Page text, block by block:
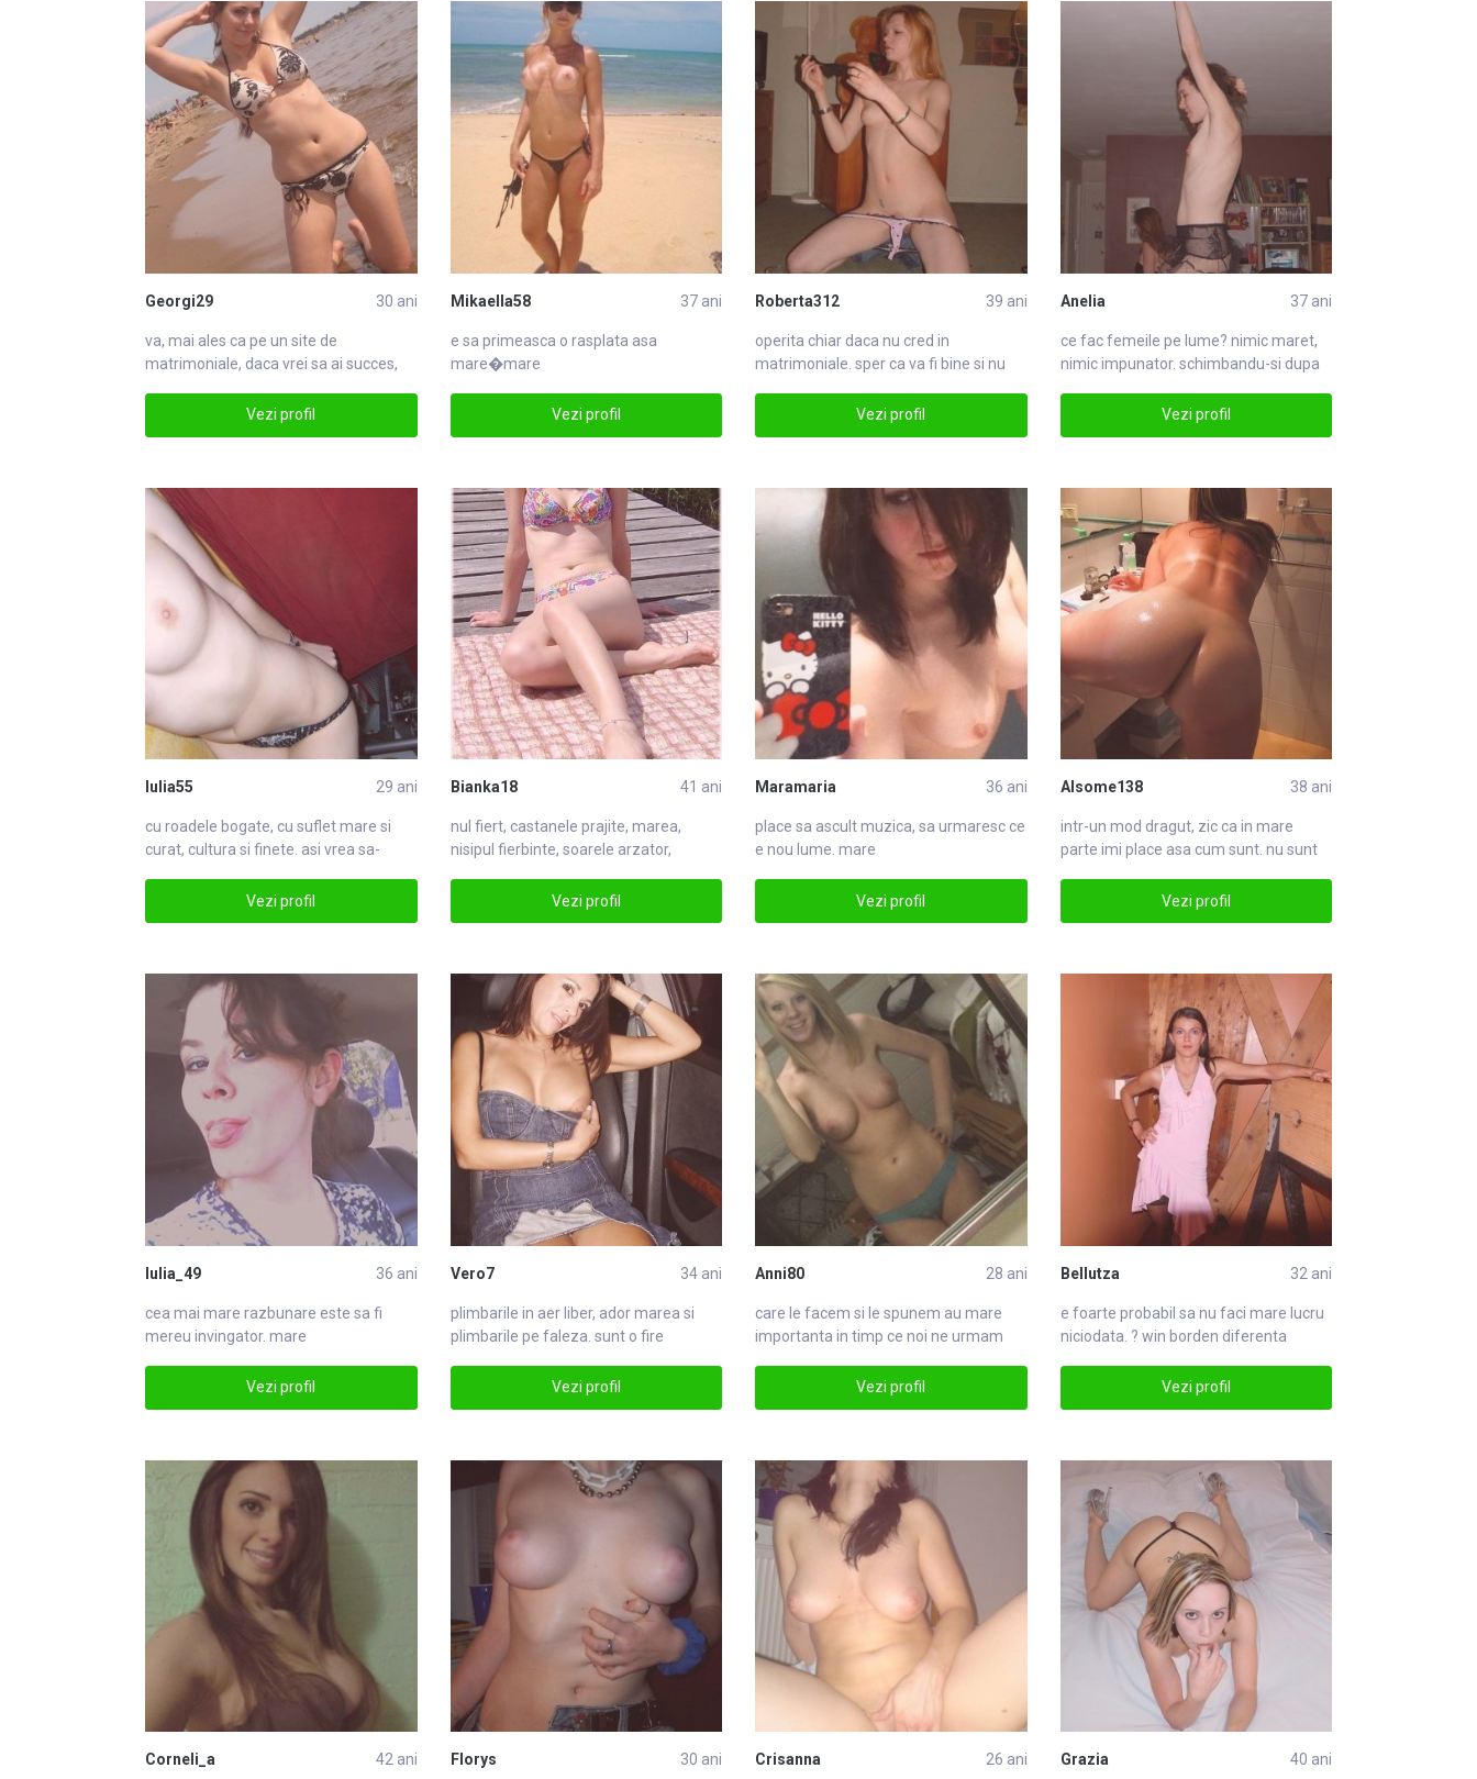
Georgi29 30 ani
va, mai ales ca pe un site de
matrimoniale, daca vrei sa ai succes,
Vezi profil
Mikaella58 37 ani
e sa primeasca o rasplata asa
mare�mare
Vezi profil
Roberta312 39 ani
operita chiar daca nu cred in
matrimoniale . sper ca va fi bine si nu
Vezi profil
Anelia 37 ani
ce fac femeile pe lume? nimicmaret,
nimic impunator. schimbandu-si dupa
Vezi profil
Iulia55 29 ani
cu roadele bogate, cu sufletmare si
curat, cultura si finete. asi vrea sa-
Vezi profil
Bianka18 41 ani
nul fiert, castanele prajite, marea,
nisipul fierbinte, soarele arzator,
Vezi profil
Maramaria 36 ani
place sa ascult muzica, sa urmaresc ce
e nou lume. mare
Vezi profil
Alsome138 38 ani
intr-un mod dragut, zic ca in mare
parte imi place asa cum sunt. nu sunt
Vezi profil
Iulia_49 36 ani
cea mai mare razbunare este sa fi
mereu invingator. mare
Vezi profil
Vero7 34 ani
plimbarile in aer liber, adormarea si
plimbarile pe faleza. sunt o fire
Vezi profil
Anni80 28 ani
care le facem si le spunem au mare
importanta in timp ce noi ne urmam
Vezi profil
Bellutza 32 ani
e foarte probabil sa nu faci mare lucru
niciodata. ? win borden diferenta
Vezi profil
Corneli_a 42 ani Florys 30 ani Crisanna 26 ani Grazia 40 ani